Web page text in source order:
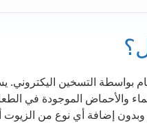
بواسطة التسخين اليكتروني.
والأحماض الموجودة في
إضافة أي نوع من الزيوت